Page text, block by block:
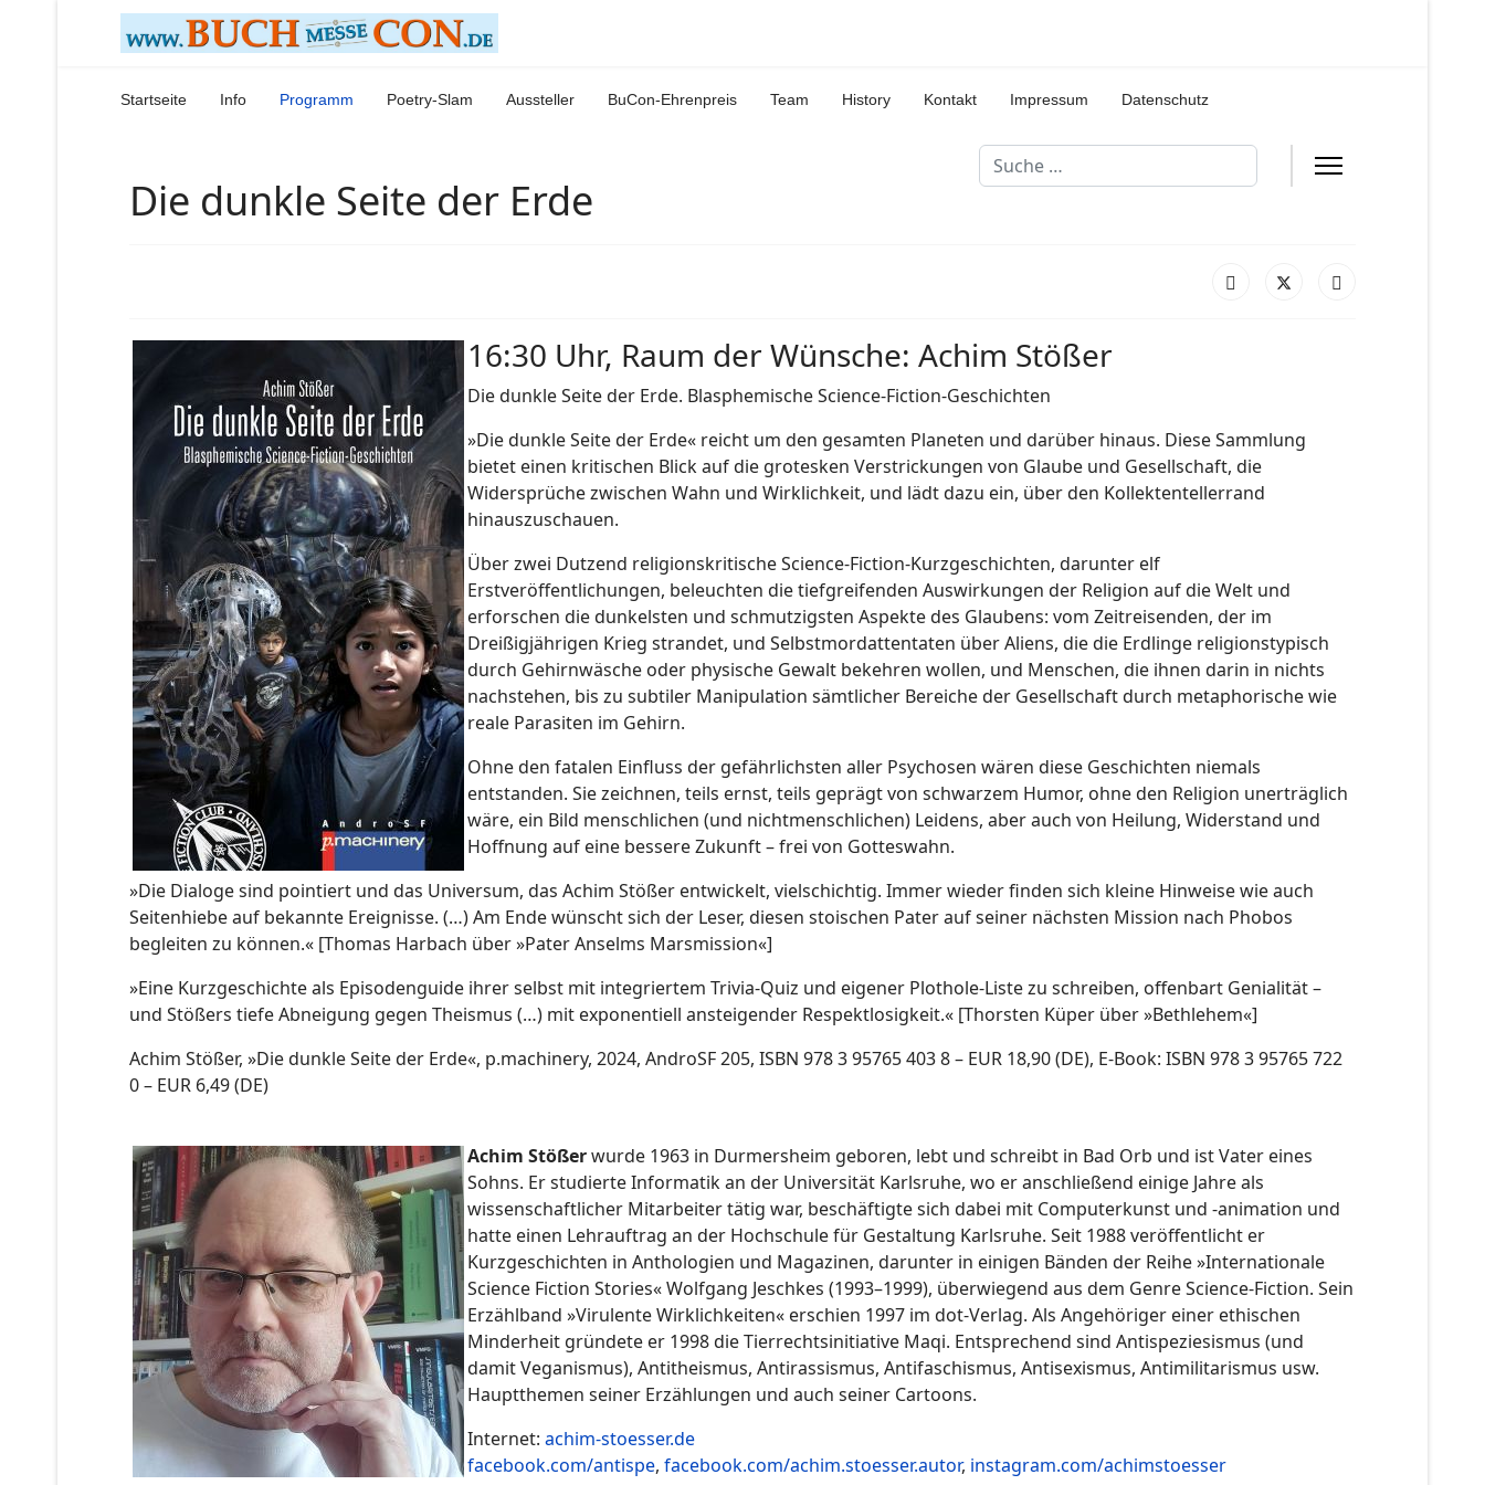
Startseite Info Programm Poetry-Slam Aussteller BuCon-Ehrenpreis Team History Kontakt Impressum Datenschutz
Suchen
Die dunkle Seite der Erde
16:30 Uhr, Raum der Wünsche: Achim Stößer
Die dunkle Seite der Erde. Blasphemische Science-Fiction-Geschichten
»Die dunkle Seite der Erde« reicht um den gesamten Planeten und darüber hinaus. Diese Sammlung
bietet einen kritischen Blick auf die grotesken Verstrickungen von Glaube und Gesellschaft, die
Widersprüche zwischen Wahn und Wirklichkeit, und lädt dazu ein, über den Kollektentellerrand
hinauszuschauen.
Über zwei Dutzend religionskritische Science-Fiction-Kurzgeschichten, darunter elf
Erstveröffentlichungen, beleuchten die tiefgreifenden Auswirkungen der Religion auf die Welt und
erforschen die dunkelsten und schmutzigsten Aspekte des Glaubens: vom Zeitreisenden, der im
Dreißigjährigen Krieg strandet, und Selbstmordattentaten über Aliens, die die Erdlinge religionstypisch
durch Gehirnwäsche oder physische Gewalt bekehren wollen, und Menschen, die ihnen darin in nichts
nachstehen, bis zu subtiler Manipulation sämtlicher Bereiche der Gesellschaft durch metaphorische wie
reale Parasiten im Gehirn.
Ohne den fatalen Einfluss der gefährlichsten aller Psychosen wären diese Geschichten niemals
entstanden. Sie zeichnen, teils ernst, teils geprägt von schwarzem Humor, ohne den Religion unerträglich
wäre, ein Bild menschlichen (und nichtmenschlichen) Leidens, aber auch von Heilung, Widerstand und
Hoffnung auf eine bessere Zukunft – frei von Gotteswahn.
»Die Dialoge sind pointiert und das Universum, das Achim Stößer entwickelt, vielschichtig. Immer wieder finden sich kleine Hinweise wie auch
Seitenhiebe auf bekannte Ereignisse. (…) Am Ende wünscht sich der Leser, diesen stoischen Pater auf seiner nächsten Mission nach Phobos
begleiten zu können.« [Thomas Harbach über »Pater Anselms Marsmission«]
»Eine Kurzgeschichte als Episodenguide ihrer selbst mit integriertem Trivia-Quiz und eigener Plothole-Liste zu schreiben, offenbart Genialität –
und Stößers tiefe Abneigung gegen Theismus (…) mit exponentiell ansteigender Respektlosigkeit.« [Thorsten Küper über »Bethlehem«]
Achim Stößer, »Die dunkle Seite der Erde«, p.machinery, 2024, AndroSF 205, ISBN 978 3 95765 403 8 – EUR 18,90 (DE), E-Book: ISBN 978 3 95765 722
0 – EUR 6,49 (DE)
Achim Stößerwurde 1963 in Durmersheim geboren, lebt und schreibt in Bad Orb und ist Vater eines
Sohns. Er studierte Informatik an der Universität Karlsruhe, wo er anschließend einige Jahre als
wissenschaftlicher Mitarbeiter tätig war, beschäftigte sich dabei mit Computerkunst und -animation und
hatte einen Lehrauftrag an der Hochschule für Gestaltung Karlsruhe. Seit 1988 veröffentlicht er
Kurzgeschichten in Anthologien und Magazinen, darunter in einigen Bänden der Reihe »Internationale
Science Fiction Stories« Wolfgang Jeschkes (1993–1999), überwiegend aus dem Genre Science-Fiction. Sein
Erzählband »Virulente Wirklichkeiten« erschien 1997 im dot-Verlag. Als Angehöriger einer ethischen
Minderheit gründete er 1998 die Tierrechtsinitiative Maqi. Entsprechend sind Antispeziesismus (und
damit Veganismus), Antitheismus, Antirassismus, Antifaschismus, Antisexismus, Antimilitarismus usw.
Hauptthemen seiner Erzählungen und auch seiner Cartoons.
Internet: achim-stoesser.de
facebook.com/antispe, facebook.com/achim.stoesser.autor, instagram.com/achimstoesser